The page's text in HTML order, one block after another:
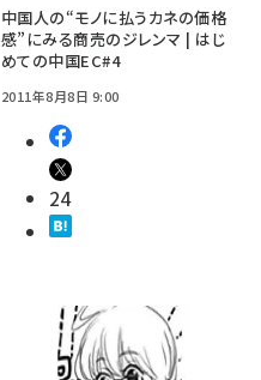
中国人の“モノに払うカネの価格
感”にみる商売のジレンマ | はじ
めての中国EC#4
2011年8月8日 9:00
24